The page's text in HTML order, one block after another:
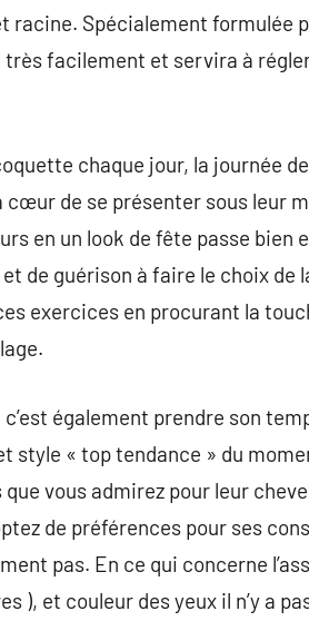
racine. Spécialement formulée
facilement et servira à
chaque jour, la journée
de se présenter sous leur
en un look de fête passe
de guérison à faire le choix
exercices en procurant la
également prendre son
style « top tendance » du
vous admirez pour leur
de préférences pour ses
pas. En ce qui concerne
), et couleur des yeux il n’y a